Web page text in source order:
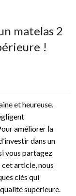
matelas 2
!
et heureuse.
améliorer la
dans un
vous partagez
article, nous
clés qui
supérieure.